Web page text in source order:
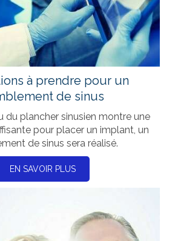
à prendre pour un
de sinus
du plancher sinusien montre une
pour placer un implant, un
de sinus sera réalisé.
EN SAVOIR PLUS